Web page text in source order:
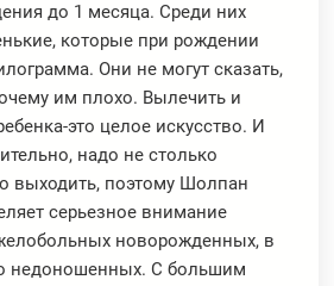
до 1 месяца. Среди них
которые при рождении
Они не могут сказать,
им плохо. Вылечить и
это целое искусство. И
надо не столько
выходить, поэтому Шолпан
серьезное внимание
новорожденных, в
недоношенных. С большим